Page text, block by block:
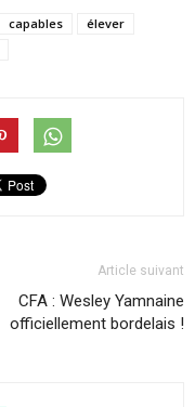
capables
élever
Article suivant
CFA : Wesley Yamnaine
officiellement bordelais !